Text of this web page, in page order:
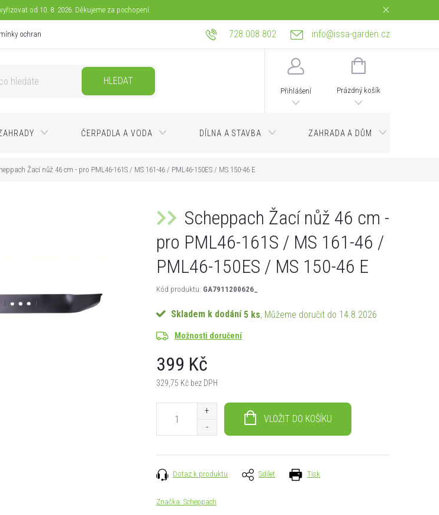
od 10. 8. 2026. Děkujeme za pochopení.
728 008 802 info@issa-garden.cz
ochrany osobních údajů Reklamace a práva z vadného plnění Bagrování a zemní práce
HLEDAT
Přihlášení
NÁKUPNÍ
Prázdný košík
ČERPADLA A VODA DÍLNA A STAVBA ZAHRADA A DŮM
Žací nůž 46 cm - pro PML46-161S / MS 161-46 / PML46-150ES / MS 150-46 E
Scheppach Žací nůž 46 cm -
pro PML46-161S / MS 161-46 /
PML46-150ES / MS 150-46 E
Kód produktu: GA7911200626_
Skladem k dodání 5 ks 14.8.2026
Možnosti doručení
399 Kč
329,75 Kč bez DPH
VLOŽIT DO KOŠÍKU
Tisk
Dotaz k produktu Sdílet
Značka: Scheppach